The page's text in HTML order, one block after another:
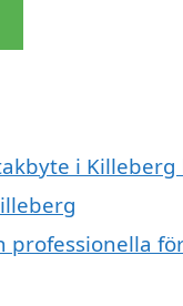
i
professionella